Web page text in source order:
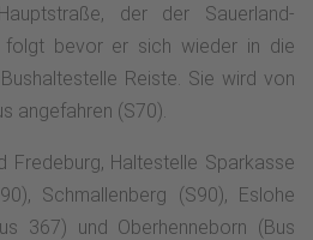
Weg die kleine Siedlung
beiden Zugangswege nach
auf den Höhenflug
Höhenflug entlang des
mit fantastischen
Wälder, Berge und über die
lohnt sich eine Pause an einem
der der Sauerland-
folgt bevor er sich wieder in die
Reiste. Sie wird von
angefahren (S70).
Haltestelle Sparkasse
Schmallenberg (S90), Eslohe
367) und Oberhenneborn (Bus